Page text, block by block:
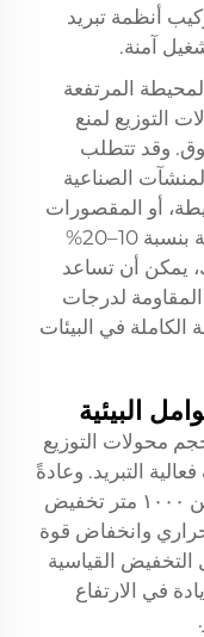
أنظمة تبريد
آمنة.
المرتفعة
التوزيع لمنع
وقد تتطلب
الصناعية
أو المقصورات
غير المُهواة بشكل كافٍ تخفيض السعة بنسبة 10–20%
يمكن أن تساعد
المقاومة لدرجات
في البيئات
البيئية
محولات التوزيع
التبريد. وعادةً
ما تتطلب التثبيتات على ارتفاع يزيد عن ١٠٠٠ متر تخفيض
وانخفاض قوة
التخفيض القياسية
زيادة في الارتفاع